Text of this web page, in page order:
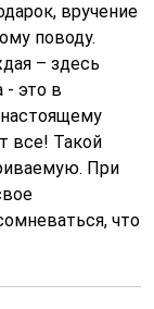
вручение
поводу.
– здесь
- это в
все! Такой
При
что